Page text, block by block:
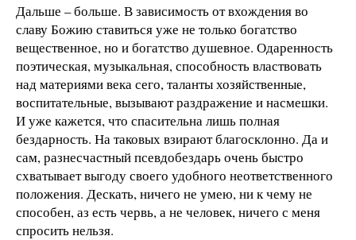
Дальше – больше. В зависимость от вхождения во
славу Божию ставиться уже не только богатство
вещественное, но и богатство душевное. Одаренность
поэтическая, музыкальная, способность властвовать
над материями века сего, таланты хозяйственные,
воспитательные, вызывают раздражение и насмешки.
И уже кажется, что спасительна лишь полная
бездарность. На таковых взирают благосклонно. Да и
сам, разнесчастный псевдобездарь очень быстро
схватывает выгоду своего удобного неответственного
положения. Дескать, ничего не умею, ни к чему не
способен, аз есть червь, а не человек, ничего с меня
спросить нельзя.